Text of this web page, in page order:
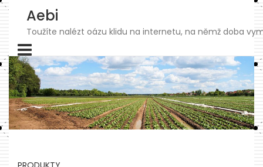
content
Aebi
Toužíte nalézt oázu klidu na internetu, na němž doba